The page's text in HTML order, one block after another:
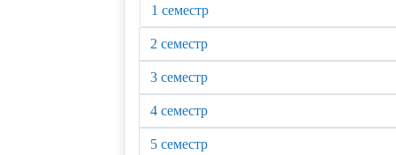
1 семестр
2 семестр
3 семестр
4 семестр
5 семестр